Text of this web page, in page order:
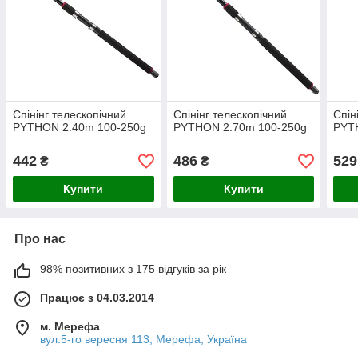
Спінінг телескопічний
PYTHON 2.40m 100-250g
442 ₴
Купити
Спінінг телескопічний
PYTHON 2.70m 100-250g
486₴
Купити
529
Про нас
98% позитивних з 175 відгуків за рік
Працює з 04.03.2014
м. Мерефа
вул.5-го вересня 113, Мерефа, Україна